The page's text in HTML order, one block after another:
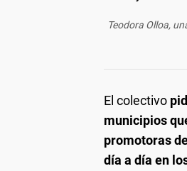
Teodora Olloa,
El colectivo
municipios
promotoras
día a día en